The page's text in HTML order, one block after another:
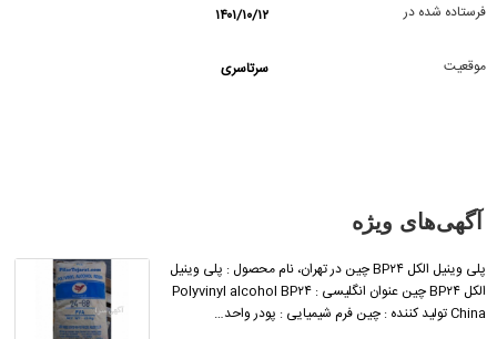
فرستاده شده در ۱۴۰۱/۱۰/۱۲
موقعیت سرتاسری
آگهی‌های ویژه
پلی وینیل الکل BP۲۴ چین در تهران، نام محصول : پلی وینیل
الکل BP۲۴ چین عنوان انگلیسی : Polyvinyl alcohol BP۲۴
China تولید کننده : چین فرم شیمیایی : پودر واحد…